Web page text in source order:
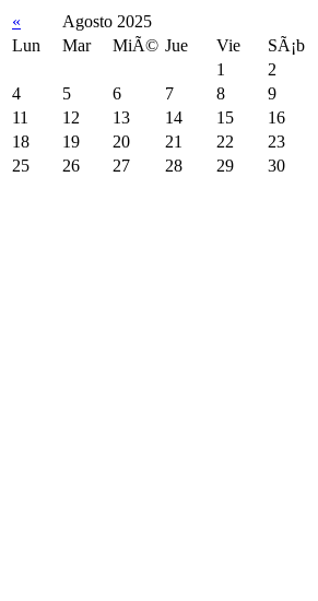
« Agosto 2025
Lun
Mar MiÃ© Jue Vie SÃ¡b
1
2
4
5 6 7 8 9
11
12 13 14 15 16
18
19 20 21 22 23
25
26 27 28 29 30